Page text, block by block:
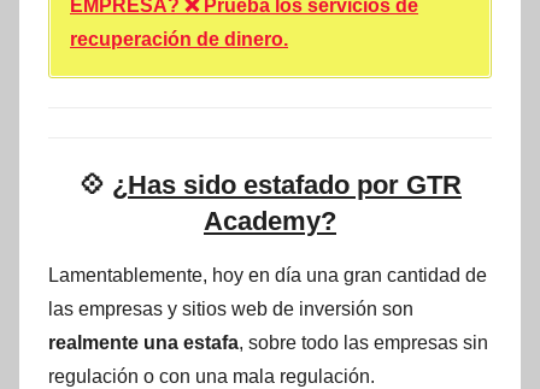
EMPRESA? ❌ Prueba los servicios de
recuperación de dinero.
💠 ¿Has sido estafado por GTR
Academy?
Lamentablemente, hoy en día una gran cantidad de
las empresas y sitios web de inversión son
realmente una estafa, sobre todo las empresas sin
regulación o con una mala regulación.